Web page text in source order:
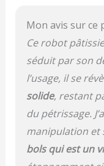
Mon avis sur ce
Ce robot
séduit par son
l’usage, il se
solide, restant
du pétrissage.
manipulation et
bols qui est un